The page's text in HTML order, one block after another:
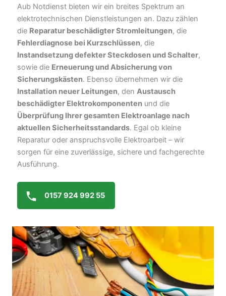
Aub Notdienst bieten wir ein breites Spektrum an
elektrotechnischen Dienstleistungen an. Dazu zählen
die Reparatur beschädigter Stromleitungen, die
Fehlerdiagnose bei Kurzschlüssen, die
Instandsetzung defekter Steckdosen und Schalter,
sowie die Erneuerung und Absicherung von
Sicherungskästen. Ebenso übernehmen wir die
Installation neuer Leitungen, den Austausch
beschädigter Elektrokomponenten und die
Überprüfung Ihrer gesamten Elektroanlage nach
aktuellen Sicherheitsstandards. Egal ob kleine
Reparatur oder anspruchsvolle Elektroarbeit – wir
sorgen für eine zuverlässige, sichere und fachgerechte
Ausführung.
0157 924 992 55